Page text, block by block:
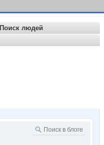
Поиск людей